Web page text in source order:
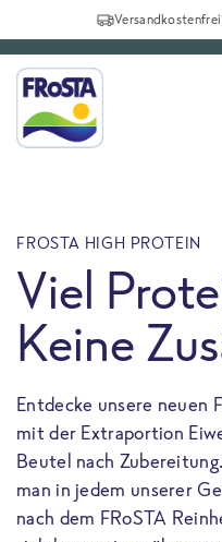
FROSTA HIGH PROTEIN
Viel
Keine
Entdecke unsere neuen
mit der Extraportion
Beutel nach
man in jedem unserer
nach dem FRoSTA